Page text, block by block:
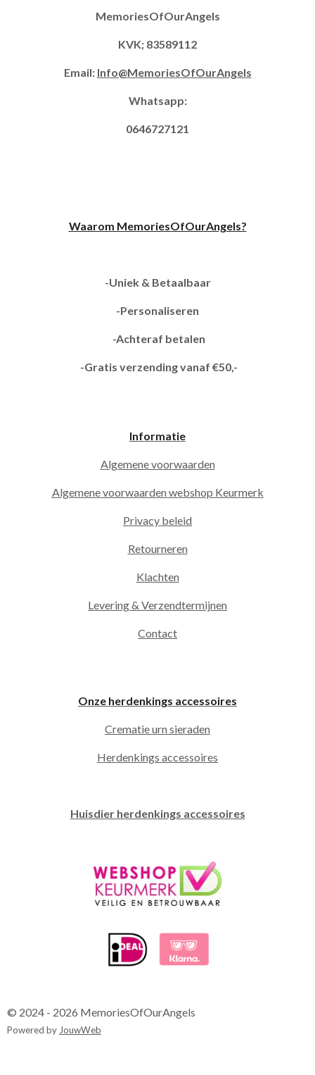
MemoriesOfOurAngels
KVK; 83589112
Email: Info@MemoriesOfOurAngels
Whatsapp:
0646727121
Waarom MemoriesOfOurAngels?
-Uniek & Betaalbaar
-Personaliseren
-Achteraf betalen
-Gratis verzending vanaf €50,-
Informatie
Algemene voorwaarden
Algemene voorwaarden webshop Keurmerk
Privacy beleid
Retourneren
Klachten
Levering & Verzendtermijnen
Contact
Onze herdenkings accessoires
Crematie urn sieraden
Herdenkings accessoires
Huisdier herdenkings accessoires
© 2024 - 2026 MemoriesOfOurAngels
Powered byJouwWeb